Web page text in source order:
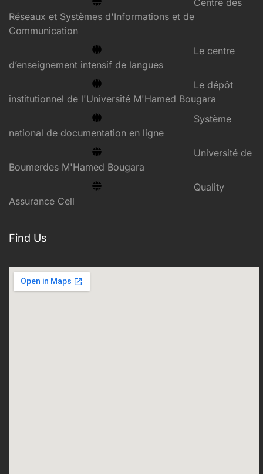
Réseaux et Systèmes d'Informations et de
Communication
Le centre
d’enseignement intensif de langues
Le dépôt
institutionnel de l'Université M'Hamed Bougara
Système
national de documentation en ligne
Université de
Boumerdes M'Hamed Bougara
Quality
Assurance Cell
Find Us